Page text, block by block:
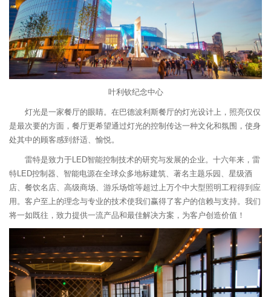
叶利钦纪念中心
灯光是一家餐厅的眼睛。在巴德波利斯餐厅的灯光设计上，照亮仅仅
是最次要的方面，餐厅更希望通过灯光的控制传达一种文化和氛围，使身
处其中的顾客感到舒适、愉悦。
雷特是致力于LED智能控制技术的研究与发展的企业。十六年来，雷
特LED控制器、智能电源在全球众多地标建筑、著名主题乐园、星级酒
店、餐饮名店、高级商场、游乐场馆等超过上万个中大型照明工程得到应
用。客户至上的理念与专业的技术使我们赢得了客户的信赖与支持。我们
将一如既往，致力提供一流产品和最佳解决方案，为客户创造价值！